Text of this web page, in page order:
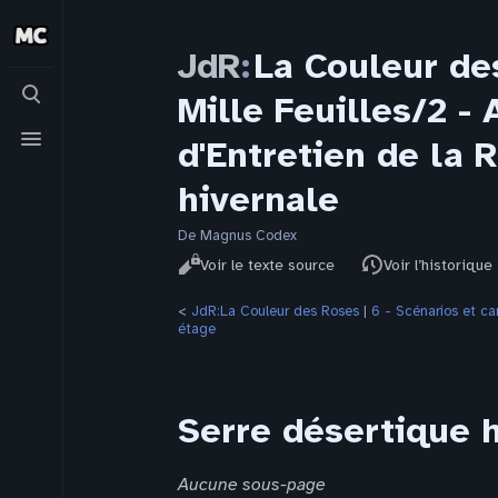
Basculer
recherche
Basculer
le
JdR:La Couleur
Mille Feuilles/2 -
d'Entretien de la
hivernale
De Magnus Codex
Affichages
LireVoir le texte source Voir l’historique
< JdR:La Couleur des Roses ‎ | 6 - Scénarios et
étage
Serre désertique
Aucune sous-page